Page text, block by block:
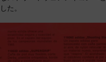
した。